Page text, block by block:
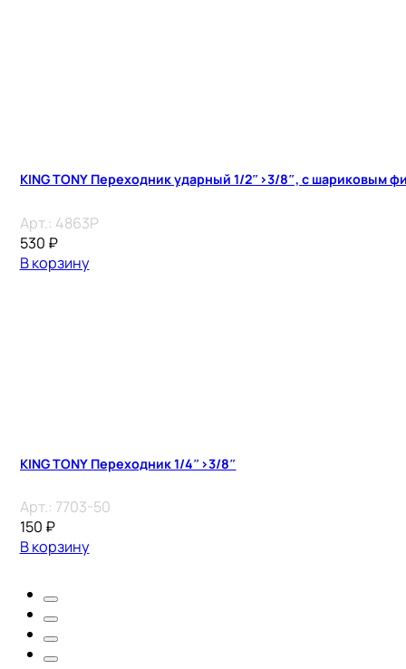
KING TONY Переходник ударный 1/2″>3/8″, с шариковым
Арт.: 4863P
530 ₽
В корзину
KING TONY Переходник 1/4″>3/8″
Арт.: 7703-50
150 ₽
В корзину